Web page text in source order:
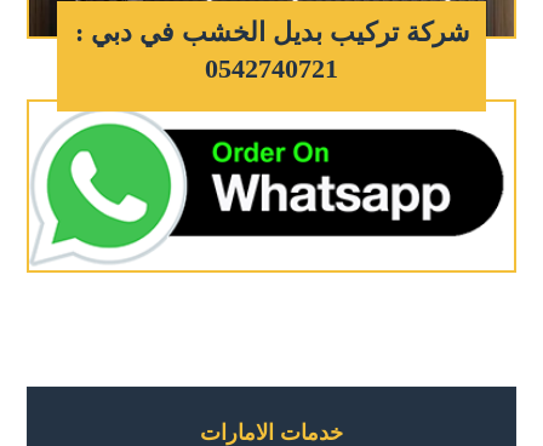
شركة تركيب بديل الخشب في دبي :
0542740721
خدمات الامارات